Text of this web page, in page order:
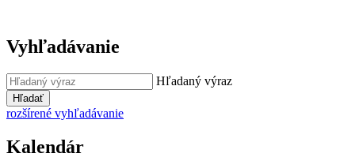
Vyhľadávanie
Hľadaný výraz
Hľadať
rozšírené vyhľadávanie
Kalendár